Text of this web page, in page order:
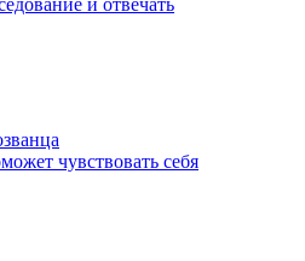
чувствовать себя